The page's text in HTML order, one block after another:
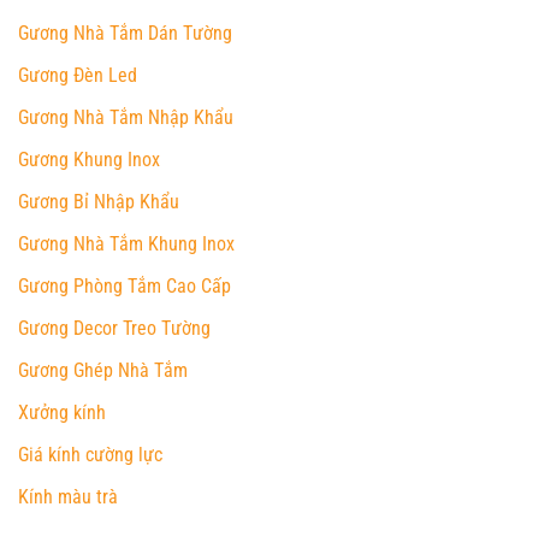
Gương Nhà Tắm Dán Tường
Gương Đèn Led
Gương Nhà Tắm Nhập Khẩu
Gương Khung Inox
Gương Bỉ Nhập Khẩu
Gương Nhà Tắm Khung Inox
Gương Phòng Tắm Cao Cấp
Gương Decor Treo Tường
Gương Ghép Nhà Tắm
Xưởng kính
Giá kính cường lực
Kính màu trà